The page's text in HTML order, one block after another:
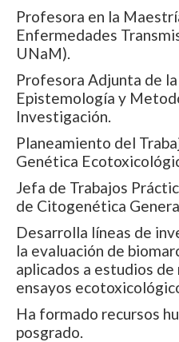
Profesora en la
Enfermedades
UNaM).
Profesora Adjunta de
Epistemología y
Investigación.
Planeamiento del
Genética
Jefa de Trabajos
de Citogenética
Desarrolla líneas de
la evaluación de
aplicados a estudios
ensayos
Ha formado recursos
posgrado.